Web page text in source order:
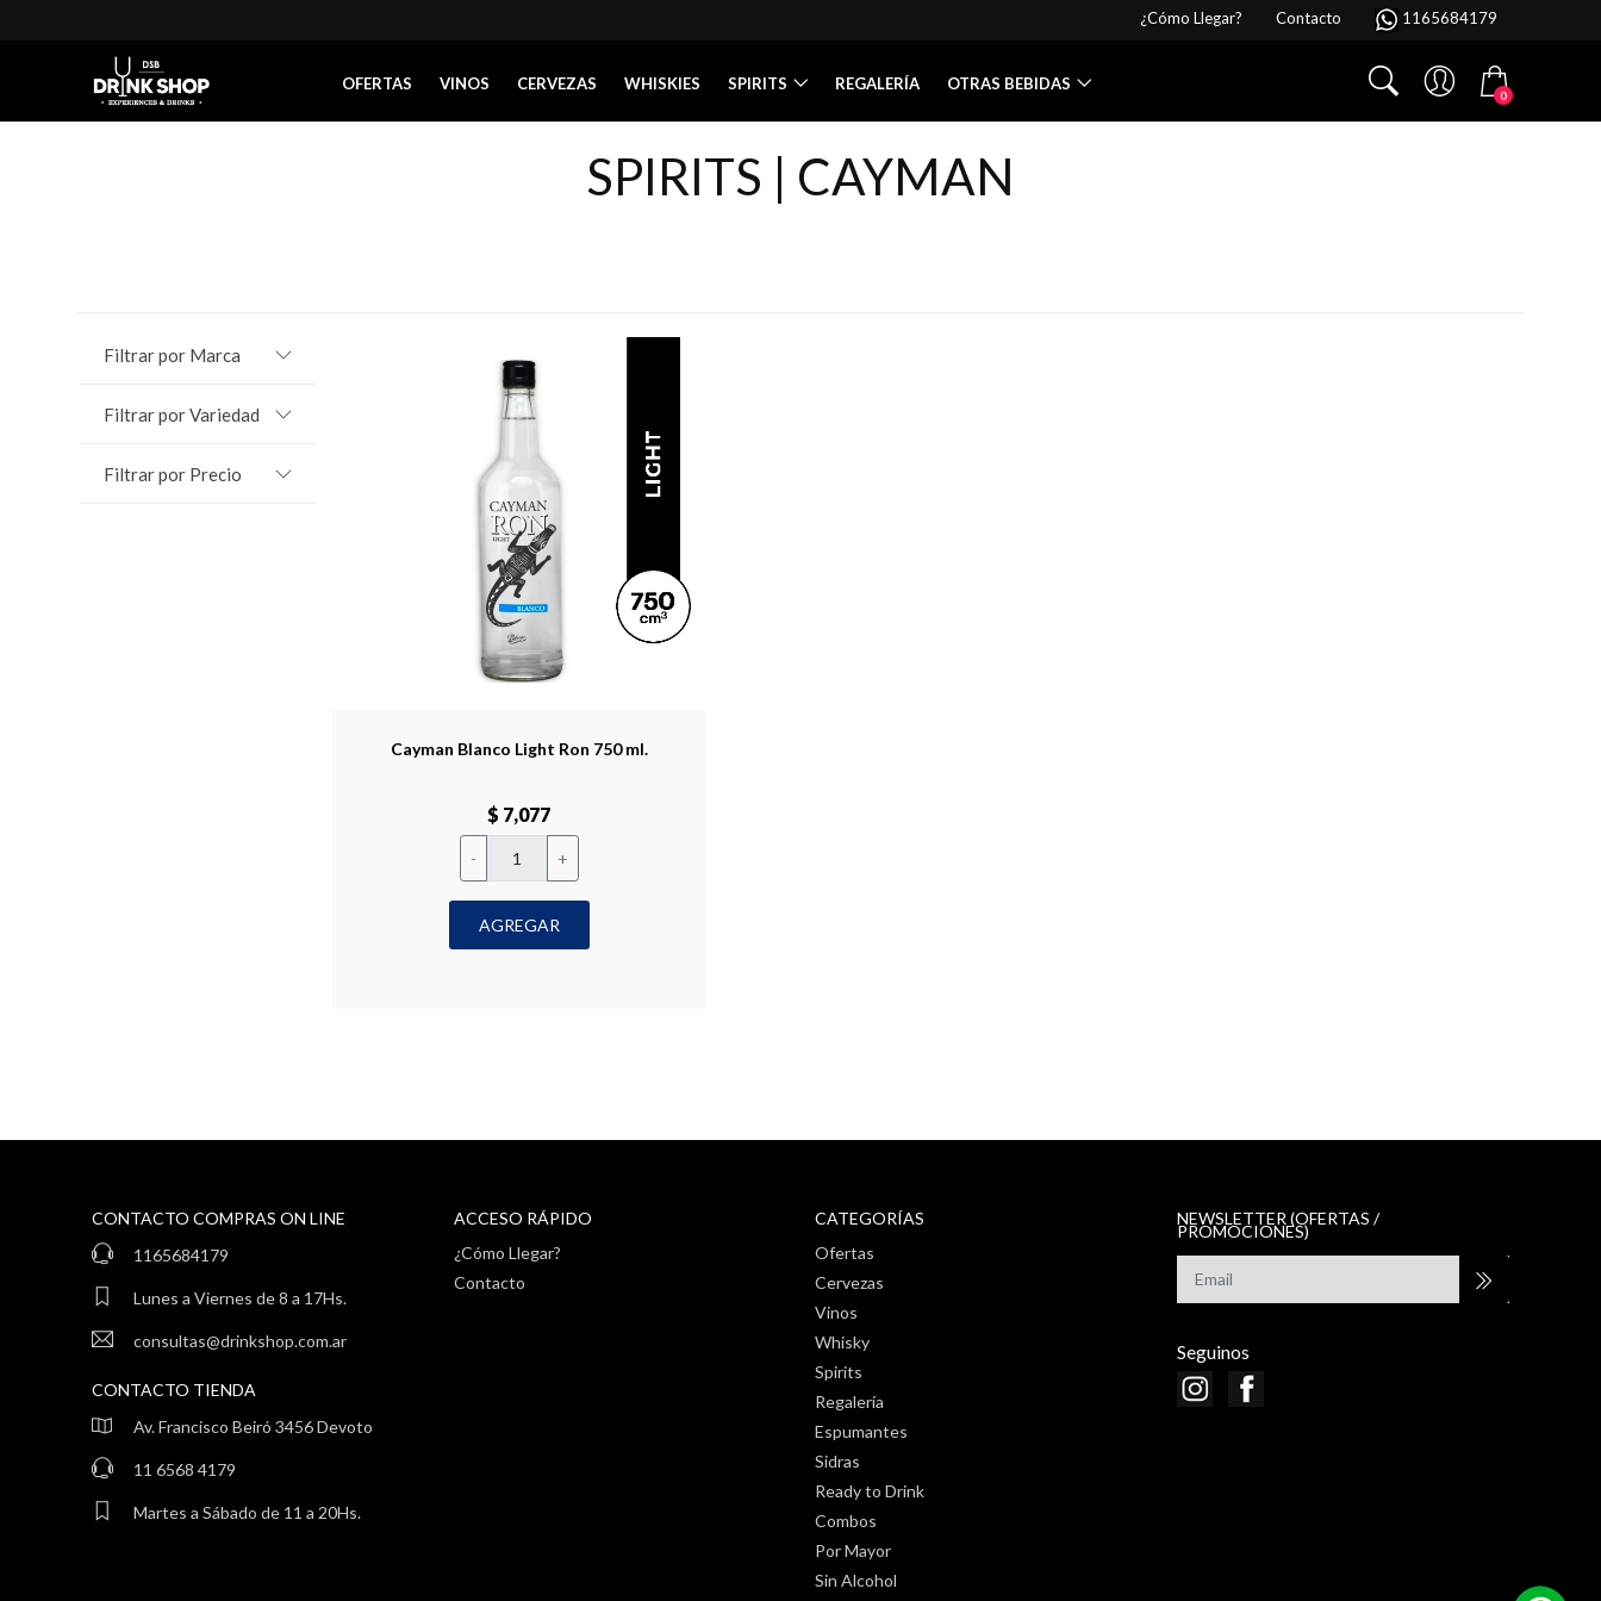
¿Cómo Llegar? Contacto 1165684179
OFERTAS VINOS CERVEZAS WHISKIES SPIRITS REGALERÍA OTRAS BEBIDAS
0
SPIRITS | CAYMAN
Filtrar por Marca
Filtrar por Variedad
Filtrar por Precio
Cayman Blanco Light Ron 750 ml.
$ 7,077
- +
AGREGAR
CONTACTO COMPRAS ON LINE
1165684179
Lunes a Viernes de 8 a 17Hs.
consultas@drinkshop.com.ar
CONTACTO TIENDA
Av. Francisco Beiró 3456 Devoto
11 6568 4179
Martes a Sábado de 11 a 20Hs.
ACCESO RÁPIDO
¿Cómo Llegar?
Contacto
CATEGORÍAS
Ofertas
Cervezas
Vinos
Whisky
Spirits
Regalería
Espumantes
Sidras
Ready to Drink
Combos
Por Mayor
Sin Alcohol
NEWSLETTER (OFERTAS /
PROMOCIONES)
Seguinos